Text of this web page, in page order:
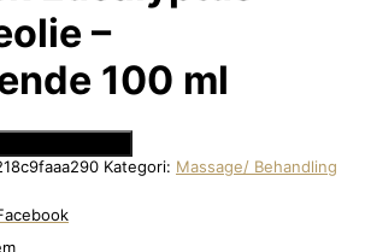
–
100 ml
Kategori: Massage/ Behandling